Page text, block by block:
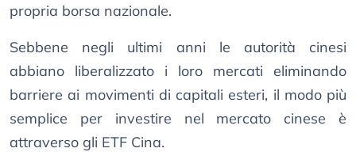
propria borsa nazionale.
Sebbene negli ultimi anni le autorità cinesi
abbiano liberalizzato i loro mercati eliminando
barriere ai movimenti di capitali esteri, il modo più
semplice per investire nel mercato cinese è
attraverso gli ETF Cina.